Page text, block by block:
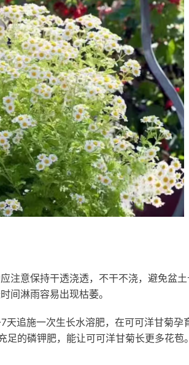
注意保持干透浇透，不干不浇，避免盆土
间淋雨容易出现枯萎。
追施一次生长水溶肥，在可可洋甘菊孕
的磷钾肥，能让可可洋甘菊长更多花苞。